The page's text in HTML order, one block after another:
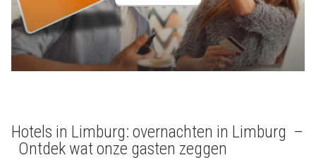
Hotels in Limburg: overnachten in Limburg –
Ontdek wat onze gasten zeggen